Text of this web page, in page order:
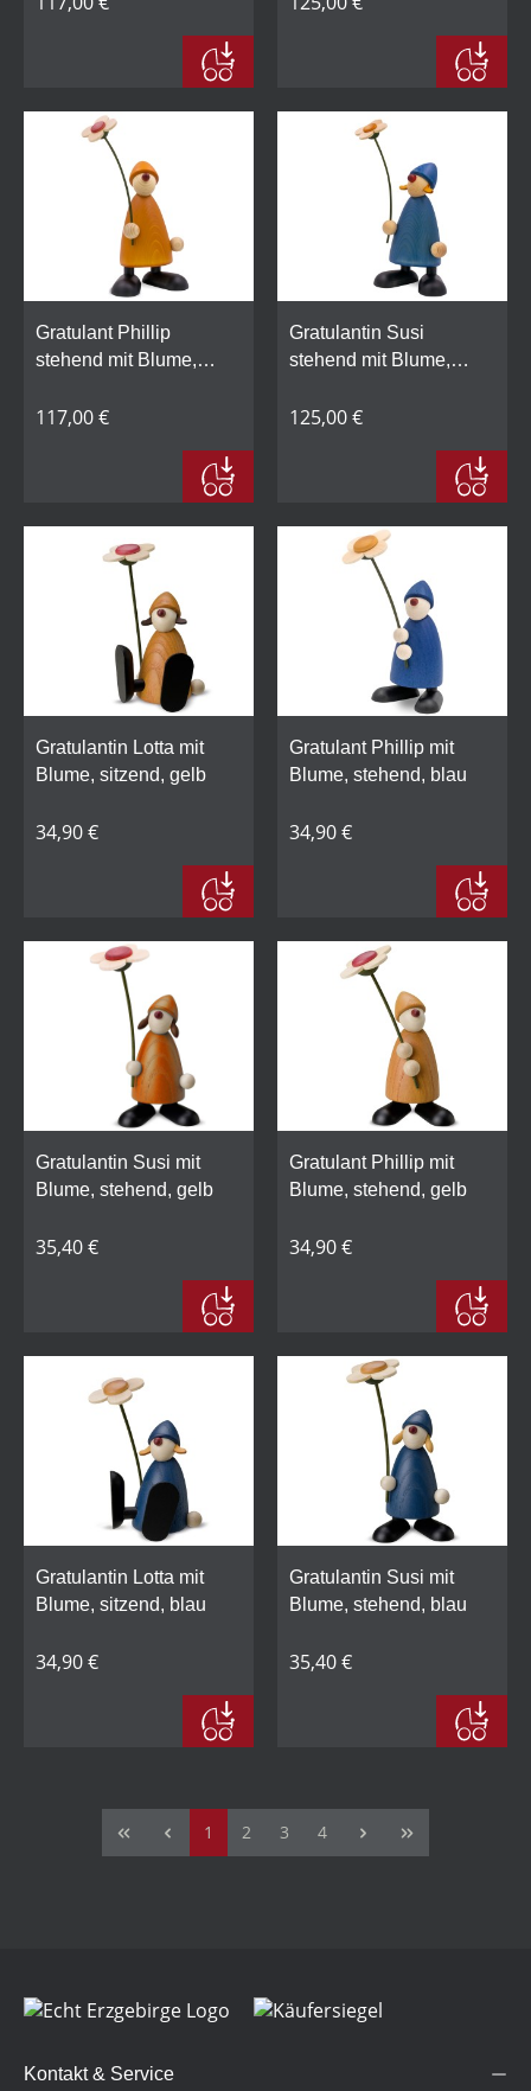
Gratulant Phillip
stehend mit Blume,
117,00 €
Gratulantin Susi
stehend mit Blume,
125,00 €
Gratulantin Lotta mit
Blume, sitzend, gelb
34,90 €
Gratulant Phillip mit
Blume, stehend, blau
34,90 €
Gratulantin Susi mit
Blume, stehend, gelb
35,40 €
Gratulant Phillip mit
Blume, stehend, gelb
34,90 €
Gratulantin Lotta mit
Blume, sitzend, blau
34,90 €
Gratulantin Susi mit
Blume, stehend, blau
35,40 €
Seite
1 Seite
2 Seite
3 Seite
4
Kontakt & Service